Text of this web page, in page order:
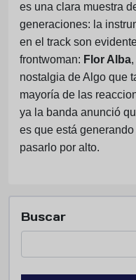
es una clara muestra
generaciones: la
en el track son
frontwoman: Flor Alba
nostalgia de Algo que
mayoría de las
ya la banda anunció
es que está
pasarlo por alto.
Buscar